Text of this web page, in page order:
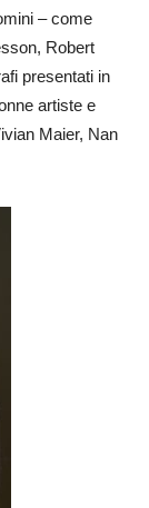
– come
Robert
presentati in
artiste e
Maier, Nan